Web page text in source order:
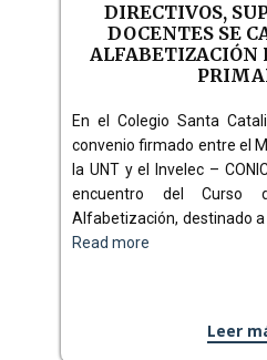
DIRECTIVOS,
DOCENTES SE
ALFABETIZACIÓN
En el Colegio Santa
convenio firmado entre el
la UNT y el Invelec –
encuentro del Curso
Alfabetización, destinado
Read more
Leer